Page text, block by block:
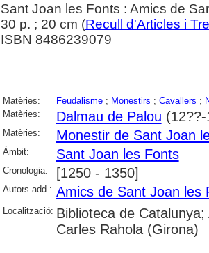
Sant Joan les Fonts : Amics de
30 p. ; 20 cm (Recull d'Articles i
ISBN 8486239079
Matèries: Feudalisme; Monestirs ; Cavallers ;
Matèries:
Dalmau de Palou
Matèries: Monestir de Sant Joan
Àmbit: Sant Joan les Fonts
Cronologia: [1250 - 1350]
Autors add.: Amics de Sant Joan les
Localització: Biblioteca de
Carles Rahola (Girona)